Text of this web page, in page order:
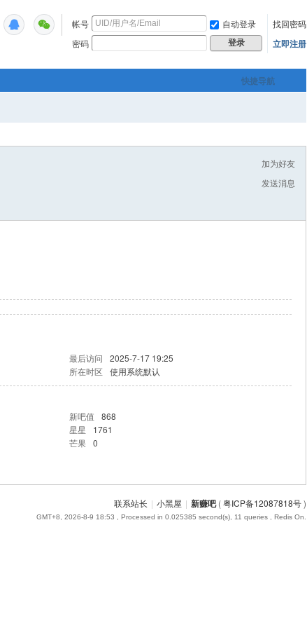
帐号 自动登录
找回密码
密码
登录 立即注册
快捷导航
加为好友
发送消息
最后访问
2025-7-17 19:25
所在时区 使用系统默认
新吧值
868
星星
1761
芒果 0
联系站长 | 小黑屋 | 新赚吧(粤ICP备12087818号)
GMT+8, 2026-8-9 18:53 , Processed in 0.025385 second(s), 11 queries , Redis On.